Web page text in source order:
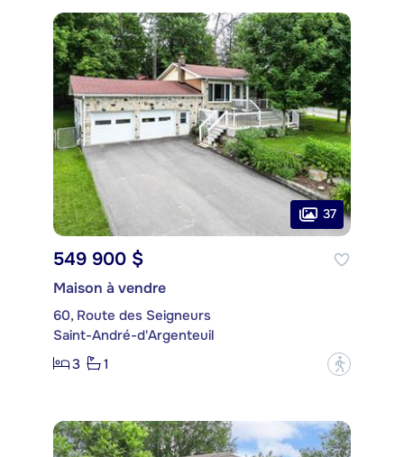
37
549 900 $
Maison à vendre
60, Route des Seigneurs
Saint-André-d'Argenteuil
3
1 ?